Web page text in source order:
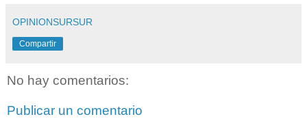
OPINIONSURSUR
Compartir
No hay comentarios:
Publicar un comentario